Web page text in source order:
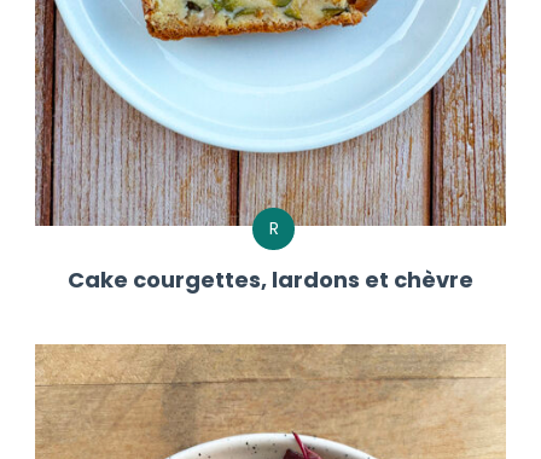
R
Cake courgettes, lardons et chèvre